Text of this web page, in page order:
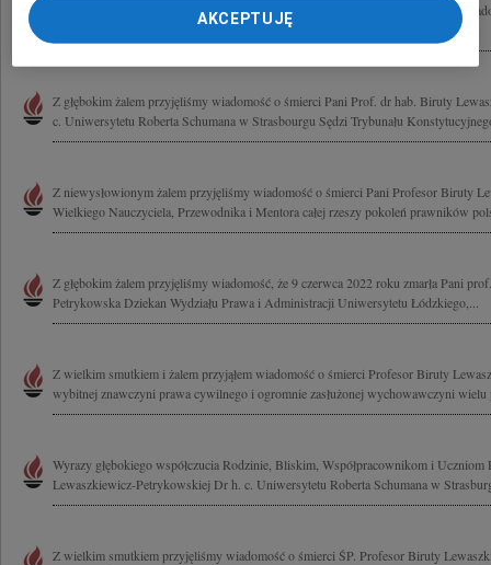
Z głębokim żalem żegnam Prof. dr hab. Birutę Lewaszkiewicz-Petrykowską
Łódzkiego, olbrzymi autorytet dla wielu pokoleń prawników, wybitną...
Z głębokim żalem przyjęliśmy wiadomość o śmierci Pani Prof. dr hab. Biruty
c. Uniwersytetu Roberta Schumana w Strasbourgu Sędzi Trybunału
Z niewysłowionym żalem przyjęliśmy wiadomość o śmierci Pani Profesor Biruty
Wielkiego Nauczyciela, Przewodnika i Mentora całej rzeszy pokoleń prawników
Z głębokim żalem przyjęliśmy wiadomość, że 9 czerwca 2022 roku zmarła Pani
Petrykowska Dziekan Wydziału Prawa i Administracji Uniwersytetu Łódzkiego,...
Z wielkim smutkiem i żalem przyjąłem wiadomość o śmierci Profesor Biruty
wybitnej znawczyni prawa cywilnego i ogromnie zasłużonej wychowawczyni wielu
Wyrazy głębokiego współczucia Rodzinie, Bliskim, Współpracownikom i
Lewaszkiewicz-Petrykowskiej Dr h. c. Uniwersytetu Roberta Schumana w
Z wielkim smutkiem przyjęliśmy wiadomość o śmierci ŚP. Profesor Biruty
AKCEPTUJĘ